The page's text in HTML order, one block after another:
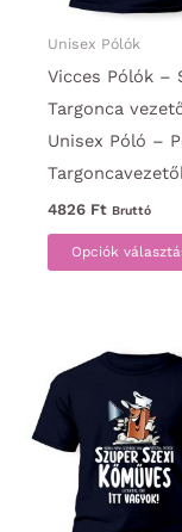
Unisex Pólók
Vicces Pólók –
Targonca
Unisex Póló –
4826 Ft Bruttó
Opciók